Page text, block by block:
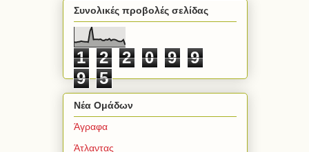
Συνολικές προβολές σελίδας
1 2 2 0 9
9
9
5
Νέα Ομάδων
Άγραφα
Άτλαντας